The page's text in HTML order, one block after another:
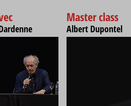
Master class
Albert Dupontel